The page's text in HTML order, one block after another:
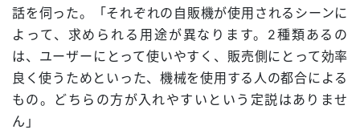
話を伺った。「それぞれの自販機が使用されるシーンに
よって、求められる用途が異なります。2種類あるの
は、ユーザーにとって使いやすく、販売側にとって効率
良く使うためといった、機械を使用する人の都合による
もの。どちらの方が入れやすいという定説はありませ
ん」